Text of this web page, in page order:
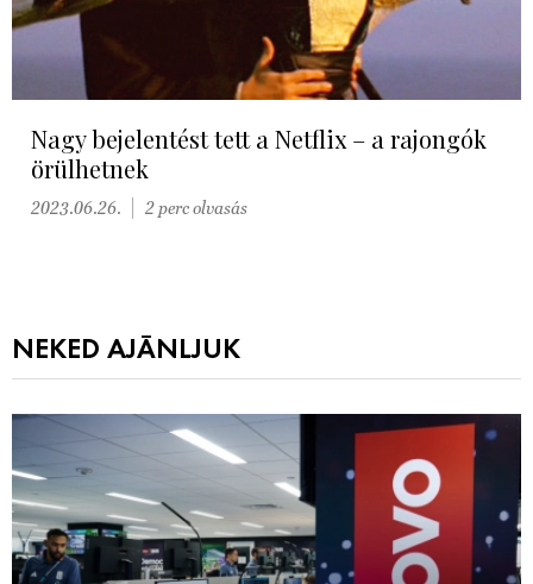
Nagy bejelentést tett a Netflix – a rajongók
örülhetnek
2023.06.26. 2 perc olvasás
NEKED AJÁNLJUK